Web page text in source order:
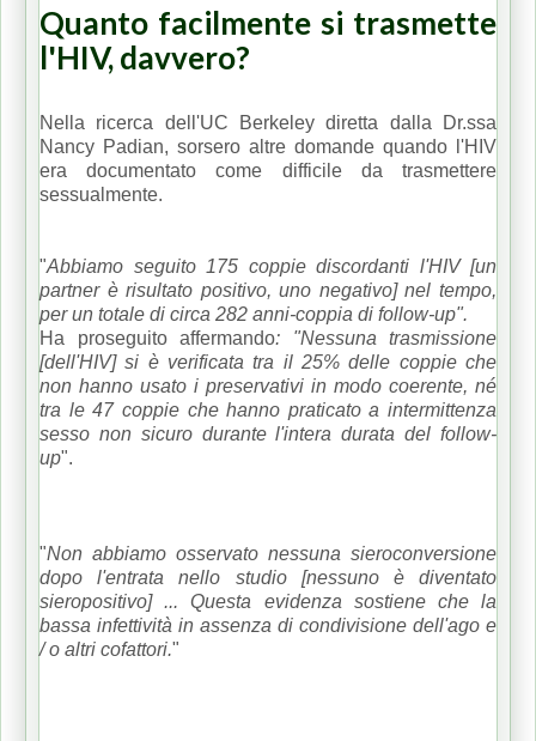
Quanto facilmente si trasmette
l'HIV, davvero?
Nella ricerca dell'UC Berkeley diretta dalla Dr.ssa
Nancy Padian, sorsero altre domande quando l'HIV
era documentato come difficile da trasmettere
sessualmente.
"Abbiamo seguito 175 coppie discordanti l'HIV [un
partner è risultato positivo, uno negativo] nel tempo,
per un totale di circa 282 anni-coppia di follow-up".
Ha proseguito affermando: "Nessuna trasmissione
[dell'HIV] si è verificata tra il 25% delle coppie che
non hanno usato i preservativi in ​​modo coerente, né
tra le 47 coppie che hanno praticato a intermittenza
sesso non sicuro durante l'intera durata del follow-
up".
"Non abbiamo osservato nessuna sieroconversione
dopo l'entrata nello studio [nessuno è diventato
sieropositivo] ... Questa evidenza sostiene che la
bassa infettività in assenza di condivisione dell'ago e
/ o altri cofattori."